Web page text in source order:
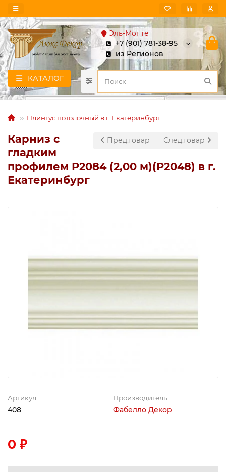
Эль-Монте
+7 (901) 781-38-95
из Регионов
КАТАЛОГ
Плинтус потолочный в г. Екатеринбург
Пред.товар След.товар
Карниз с
гладким
профилем P2084 (2,00 м)(P2048) в г.
Екатеринбург
Артикул
408
Производитель
Фабелло Декор
0 ₽